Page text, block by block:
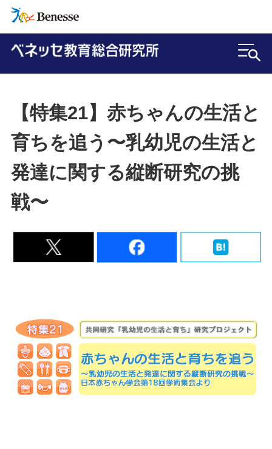
【特集21】赤ちゃんの生活と
育ちを追う〜乳幼児の生活と
発達に関する縦断研究の挑
戦〜